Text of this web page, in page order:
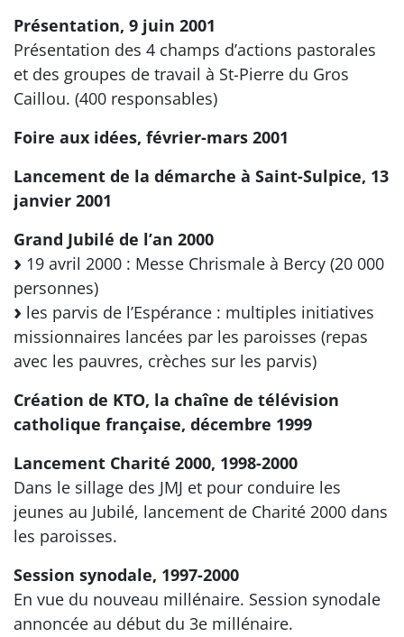
Présentation, 9 juin 2001
Présentation des 4 champs d’actions pastorales
et des groupes de travail à St-Pierre du Gros
Caillou. (400 responsables)
Foire aux idées, février-mars 2001
Lancement de la démarche à Saint-Sulpice, 13
janvier 2001
Grand Jubilé de l’an 2000
19 avril 2000 : Messe Chrismale à Bercy (20 000
personnes)
les parvis de l’Espérance : multiples initiatives
missionnaires lancées par les paroisses (repas
avec les pauvres, crèches sur les parvis)
Création de KTO, la chaîne de télévision
catholique française, décembre 1999
Lancement Charité 2000, 1998-2000
Dans le sillage des JMJ et pour conduire les
jeunes au Jubilé, lancement de Charité 2000 dans
les paroisses.
Session synodale, 1997-2000
En vue du nouveau millénaire. Session synodale
annoncée au début du 3e millénaire.